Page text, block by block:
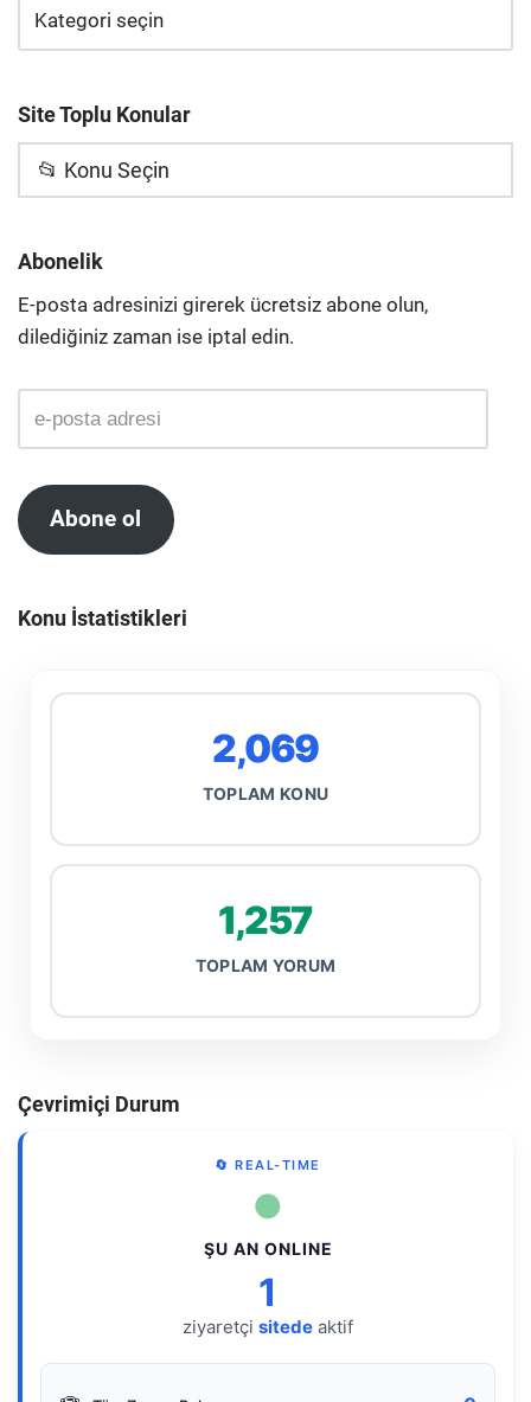
Site Toplu Konular
📂 Konu Seçin
Abonelik
E-posta adresinizi girerek ücretsiz abone olun,
dilediğiniz zaman ise iptal edin.
Abone ol
Konu İstatistikleri
2,069
TOPLAM KONU
1,257
TOPLAM YORUM
Çevrimiçi Durum
🔄 REAL-TIME
●
ŞU AN ONLINE
1
ziyaretçi sitede aktif